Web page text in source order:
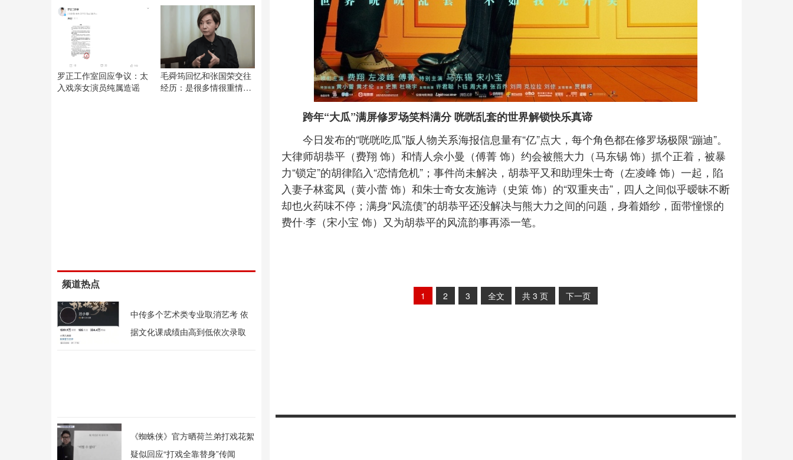
望
罗正工作室回应争议：太
入戏亲女演员纯属造谣
毛舜筠回忆和张国荣交往
经历：是很多情很重情的
频道热点
中传多个艺术类专业取消艺考 依
据文化课成绩由高到低依次录取
《蜘蛛侠》官方晒荷兰弟打戏花絮
疑似回应“打戏全靠替身”传闻
跨年“大瓜”满屏修罗场笑料满分 咣咣乱套的世界解锁快乐真谛
今日发布的“咣咣吃瓜”版人物关系海报信息量有“亿”点大，每个角色都在修罗场极限“蹦迪”。
大律师胡恭平（费翔 饰）和情人佘小曼（傅菁 饰）约会被熊大力（马东锡 饰）抓个正着，被暴
力“锁定”的胡律陷入“恋情危机”；事件尚未解决，胡恭平又和助理朱士奇（左凌峰 饰）一起，陷
入妻子林鸾凤（黄小蕾 饰）和朱士奇女友施诗（史策 饰）的“双重夹击”，四人之间似乎暧昧不断
却也火药味不停；满身“风流债”的胡恭平还没解决与熊大力之间的问题，身着婚纱，面带憧憬的
费什·李（宋小宝 饰）又为胡恭平的风流韵事再添一笔。
1 2 3 全文 共 3 页 下一页